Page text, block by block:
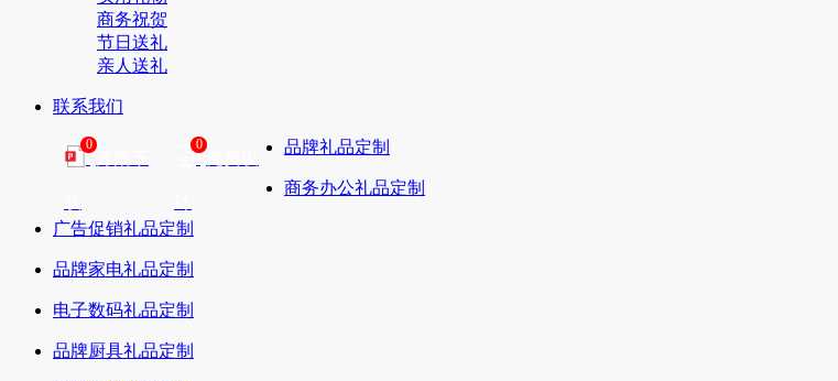
商务祝贺
节日送礼
亲人送礼
联系我们
0 0 品牌礼品定制
商务办公礼品定制
广告促销礼品定制
品牌家电礼品定制
电子数码礼品定制
品牌厨具礼品定制